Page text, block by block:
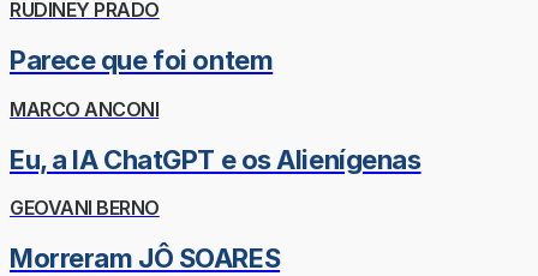
RUDINEY PRADO
Parece que foi ontem
MARCO ANCONI
Eu, a IA ChatGPT e os Alienígenas
GEOVANI BERNO
Morreram JÔ SOARES